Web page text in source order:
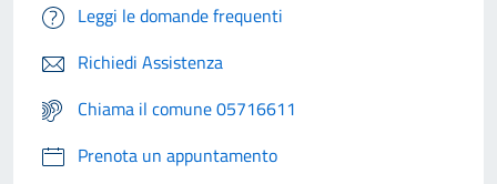
Leggi le domande frequenti
Richiedi Assistenza
Chiama il comune 05716611
Prenota un appuntamento